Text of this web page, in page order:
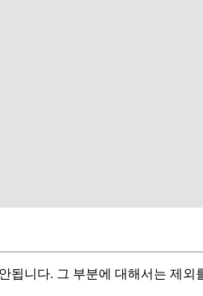
니다. 그 부분에 대해서는 제